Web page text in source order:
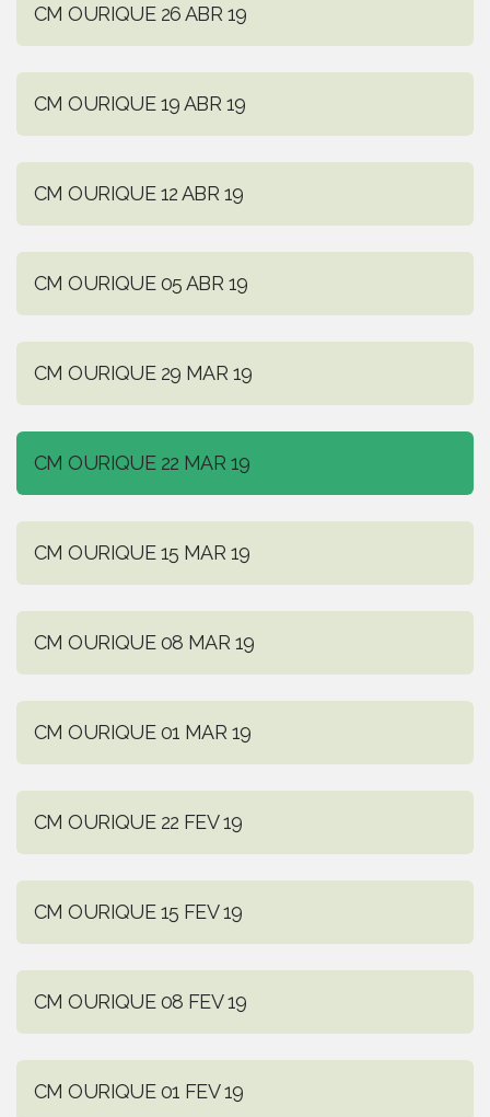
CM OURIQUE 26 ABR 19
CM OURIQUE 19 ABR 19
CM OURIQUE 12 ABR 19
CM OURIQUE 05 ABR 19
CM OURIQUE 29 MAR 19
CM OURIQUE 22 MAR 19
CM OURIQUE 15 MAR 19
CM OURIQUE 08 MAR 19
CM OURIQUE 01 MAR 19
CM OURIQUE 22 FEV 19
CM OURIQUE 15 FEV 19
CM OURIQUE 08 FEV 19
CM OURIQUE 01 FEV 19